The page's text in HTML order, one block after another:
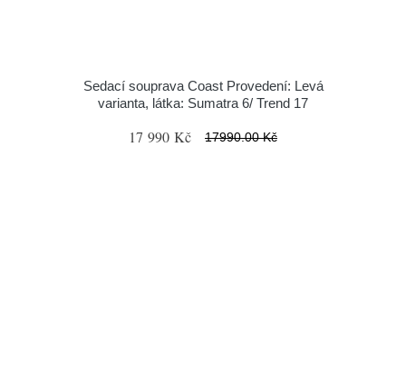
Sedací souprava Coast Provedení: Levá
varianta, látka: Sumatra 6/ Trend 17
17 990 Kč 17990.00 Kč